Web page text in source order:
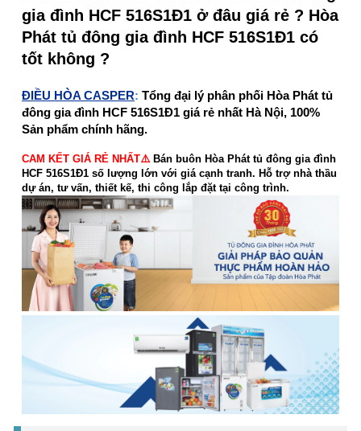
gia đình HCF 516S1Đ1 ở đâu giá rẻ ? Hòa
Phát tủ đông gia đình HCF 516S1Đ1 có
tốt không ?
ĐIỀU HÒA CASPER: Tổng đại lý phân phối Hòa Phát tủ
đông gia đình HCF 516S1Đ1 giá rẻ nhất Hà Nội, 100%
Sản phẩm chính hãng.
CAM KẾT GIÁ RẺ NHẤT⚠️Bán buôn Hòa Phát tủ đông gia đình
HCF 516S1Đ1 số lượng lớn với giá cạnh tranh. Hỗ trợ nhà thầu
dự án, tư vấn, thiết kế, thi công lắp đặt tại công trình.